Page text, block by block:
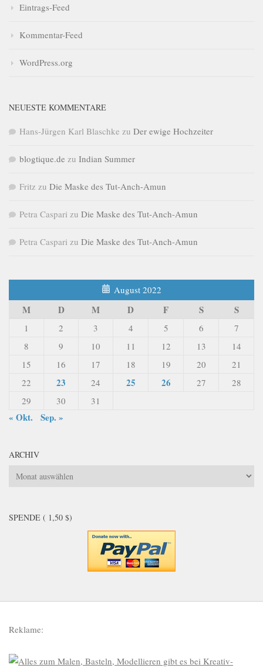
Eintrags-Feed
Kommentar-Feed
WordPress.org
NEUESTE KOMMENTARE
Hans-Jürgen Karl Blaschke zu Der ewige Hochzeiter
blogtique.de zu Indian Summer
Fritz zu Die Maske des Tut-Anch-Amun
Petra Caspari zu Die Maske des Tut-Anch-Amun
Petra Caspari zu Die Maske des Tut-Anch-Amun
August 2022
M D M D F S S
1 2 3 4 5 6
7
8
9 10 11 12 13
14
15
16 17 18 19 20
21
22
23 24 25 26 27
28
29
30 31
« Okt. Sep. »
ARCHIV
Archiv
SPENDE ( 1,50 $)
Reklame: